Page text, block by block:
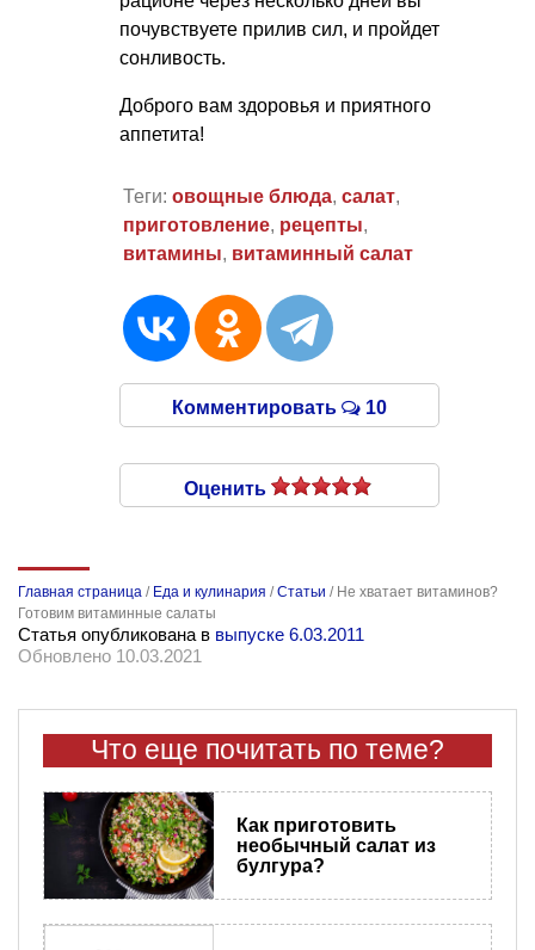
почувствуете прилив сил, и пройдет
сонливость.
Доброго вам здоровья и приятного
аппетита!
Теги: овощные блюда, салат,
приготовление, рецепты,
витамины, витаминный салат
Комментировать 10
Оценить
Главная страница / Еда и кулинария /Статьи / Не хватает витаминов?
Готовим витаминные салаты
Статья опубликована в выпуске 6.03.2011
Обновлено 10.03.2021
Что еще почитать по теме?
Как приготовить
необычный салат из
булгура?